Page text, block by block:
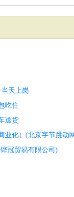
天上岗
吃住
送货
业化）(北京字节跳动
冠贸易有限公司)